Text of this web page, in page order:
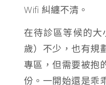
Wifi 糾纏不清。
在待診區等候的
歲）不少，也有規
專區，但需要被抱
份。一開始還是乖